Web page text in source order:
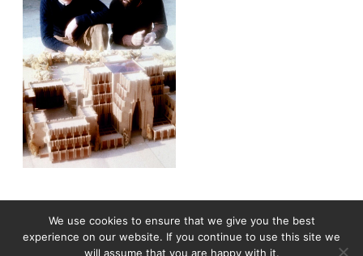
We use cookies to ensure that we give you the best
experience on our website. If you continue to use this site we
will assume that you are happy with it.